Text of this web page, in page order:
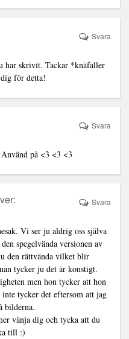
har skrivit. Tackar *knäfaller
för detta!
Svara
på <3 <3 <3
Svara
Vi ser ju aldrig oss själva
spegelvända versionen av
den rättvända vilket blir
tycker ju det är konstigt.
men hon tycker att hon
tycker det eftersom att jag
bilderna.
vänja dig och tycka att du
till :)
Svara